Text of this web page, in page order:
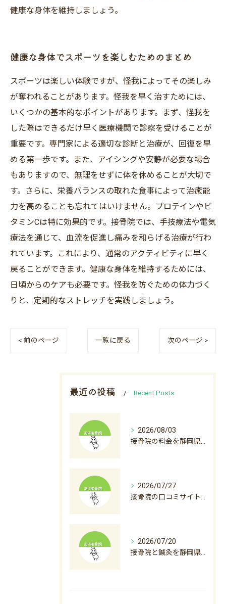
健康な身体を維持しましょう。
健康な身体でスポーツを楽しむためのまとめ
スポーツは楽しい体験ですが、怪我によってその楽しみ
が奪われることがあります。怪我を早く治すためには、
いくつかの基本的なポイントがあります。まず、怪我を
した際はできるだけ早く医療機関で診察を受けることが
重要です。専門家による適切な診断と治療が、回復を早
める第一歩です。また、アイシングや安静が必要な場合
もありますので、無理をせずに体を休めることが大切で
す。さらに、栄養バランスの取れた食事によって治癒能
力を高めることも忘れてはいけません。プロテインやビ
タミンCは特に効果的です。接骨院では、手技療法や電気
療法を通じて、血流を促進し痛みを和らげる治療が行わ
れています。これにより、通常のアクティビティに早く
戻ることができます。健康な身体を維持するためには、
日頃からのケアも必要です。怪我を防ぐための体力づく
りと、定期的なストレッチを実践しましょう。
< 前のページ 一覧に戻る 次のページ >
最近の投稿 Recent Posts
2026/08/03
2026/07/27
2026/07/20